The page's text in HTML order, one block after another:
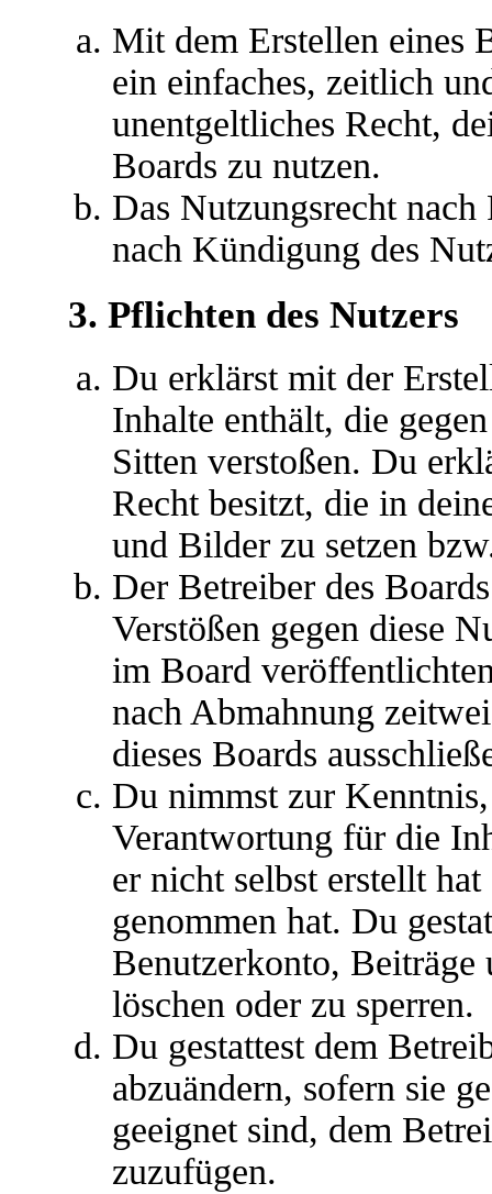
Mit dem Erstellen eines
ein einfaches, zeitlich
unentgeltliches Recht,
Boards zu nutzen.
Das Nutzungsrecht
nach Kündigung des
3. Pflichten des Nutzers
Du erklärst mit der
Inhalte enthält, die
Sitten verstoßen. Du
Recht besitzt, die in
und Bilder zu setzen
Der Betreiber des
Verstößen gegen diese
im Board
nach Abmahnung
dieses Boards
Du nimmst zur
Verantwortung für die
er nicht selbst erstellt
genommen hat. Du
Benutzerkonto,
löschen oder zu sperren.
Du gestattest dem
abzuändern, sofern sie
geeignet sind, dem
zuzufügen.